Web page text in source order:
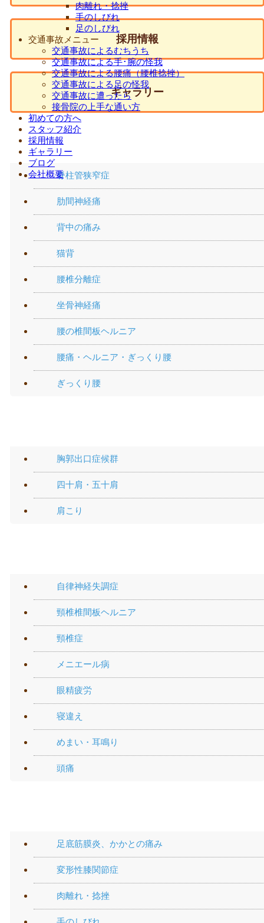
肉離れ・捻挫
手のしびれ
足のしびれ
交通事故メニュー
交通事故によるむちうち
交通事故による手･腕の怪我
交通事故による腰痛（腰椎捻挫）
交通事故による足の怪我
交通事故に遭ったら
接骨院の上手な通い方
初めての方へ
スタッフ紹介
採用情報
ギャラリー
ブログ
会社概要
採用情報
ギャラリー
腰の痛み
脊柱管狭窄症
肋間神経痛
背中の痛み
猫背
腰椎分離症
坐骨神経痛
腰の椎間板ヘルニア
腰痛・ヘルニア・ぎっくり腰
ぎっくり腰
胸郭出口症候群
四十肩・五十肩
肩こり
自律神経失調症
頸椎椎間板ヘルニア
頸椎症
メニエール病
眼精疲労
寝違え
めまい・耳鳴り
頭痛
足底筋膜炎、かかとの痛み
変形性膝関節症
肉離れ・捻挫